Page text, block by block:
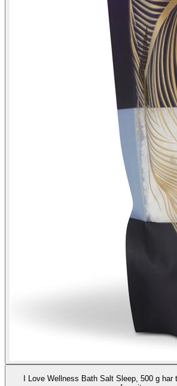
I Love Wellness Bath Salt Sleep, 500 g